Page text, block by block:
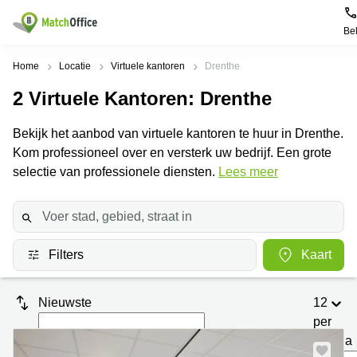
Bel
Huren / Verhuren
Productpagina's
Kantoorruimten
Business
Centers
Coworking
Spaces
Vergaderruimten
Virtueel
Kantoor
Populaire
Alkmaar
Amsterdam
Amsterdam
Westpoort
Bergen
op
Populaire
Kantoorruimte
in Breda
huren
Bergen
op
Zoom
Kantoor
Tiel
Help
Over ons
Huurprijs
Log in
Home Locatie Virtuele kantoren Drenthe
2 Virtuele Kantoren: Drenthe
Bekijk het aanbod van virtuele kantoren te huur in Drenthe.
Kom professioneel over en versterk uw bedrijf. Een grote
selectie van professionele diensten. Lees meer
Filters Kaart
Nieuwste
12
per
pagina